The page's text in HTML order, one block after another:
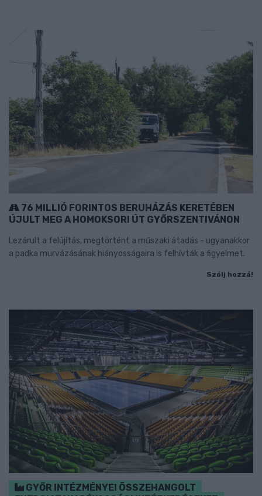
76 MILLIÓ FORINTOS BERUHÁZÁS KERETÉBEN
ÚJULT MEG A HOMOKSORI ÚT GYŐRSZENTIVÁNON
Lezárult a felújítás, megtörtént a műszaki átadás - ugyanakkor
a padka murvázásának hiányosságaira is felhívták a figyelmet.
Szólj hozzá!
GYŐR INTÉZMÉNYEI ÖSSZEHANGOLT